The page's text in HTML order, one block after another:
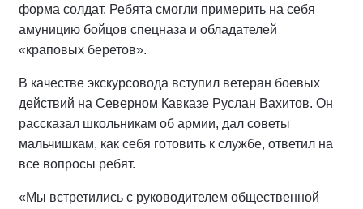
форма солдат. Ребята смогли примерить на себя
амуницию бойцов спецназа и обладателей
«краповых беретов».
В качестве экскурсовода вступил ветеран боевых
действий на Северном Кавказе Руслан Вахитов. Он
рассказал школьникам об армии, дал советы
мальчишкам, как себя готовить к службе, ответил на
все вопросы ребят.
«Мы встретились с руководителем общественной